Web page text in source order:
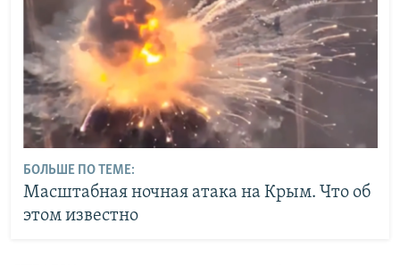
БОЛЬШЕ ПО ТЕМЕ:
Масштабная ночная атака на Крым. Что об
этом известно